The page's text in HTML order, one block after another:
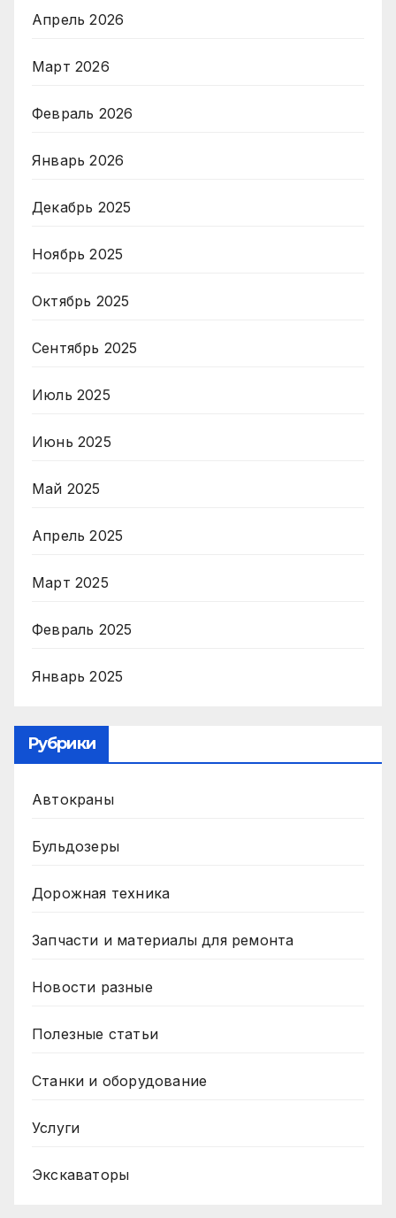
Апрель 2026
Март 2026
Февраль 2026
Январь 2026
Декабрь 2025
Ноябрь 2025
Октябрь 2025
Сентябрь 2025
Июль 2025
Июнь 2025
Май 2025
Апрель 2025
Март 2025
Февраль 2025
Январь 2025
Рубрики
Автокраны
Бульдозеры
Дорожная техника
Запчасти и материалы для ремонта
Новости разные
Полезные статьи
Станки и оборудование
Услуги
Экскаваторы